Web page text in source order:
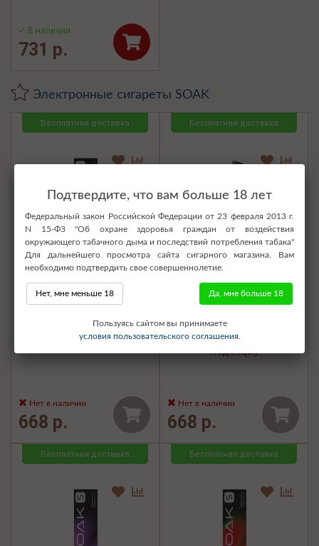
✓ В наличии
731 р.
Электронные сигареты SOAK
Бесплатная доставка
Pods S 3500 - Sakura Fruit
Tea (Чайная сакура)
Нет в наличии
668 р.
Бесплатная доставка
Pods S 3500 - Lemon
Lollipops (Лимонные
леденцы)
Нет в наличии
668 р.
Бесплатная доставка Бесплатная доставка
Подтвердите, что вам больше 18 лет
Федеральный закон Российской Федерации от 23 февраля 2013 г.
N 15-ФЗ "Об охране здоровья граждан от воздействия
окружающего табачного дыма и последствий потребления табака"
Для дальнейшего просмотра сайта сигарного магазина, Вам
необходимо подтвердить свое совершеннолетие.
Нет, мне меньше 18 Да, мне больше 18
Пользуясь сайтом вы принимаете
условия пользовательского соглашения.